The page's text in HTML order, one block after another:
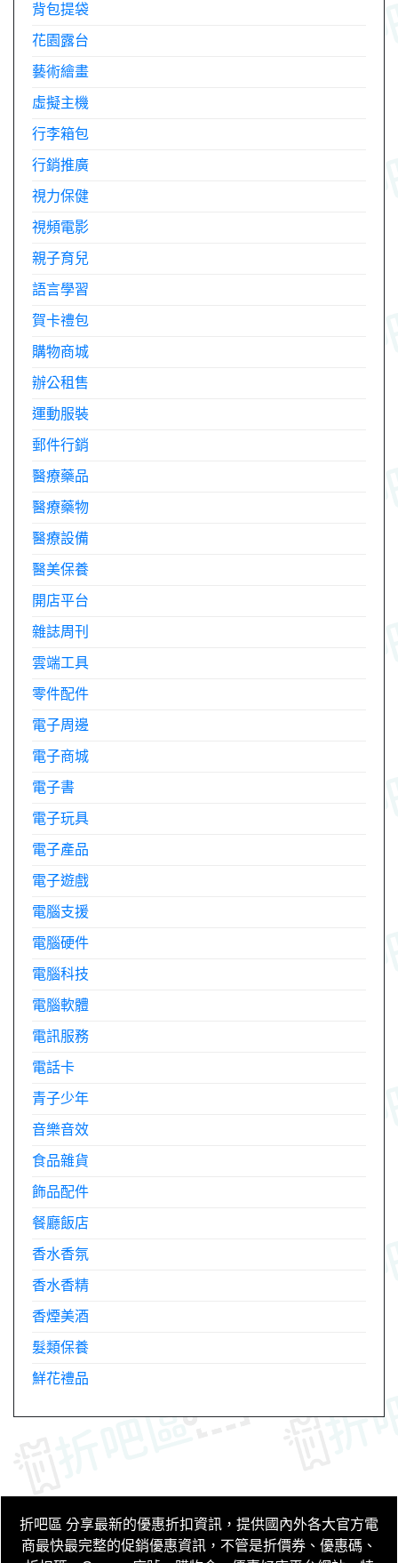
背包提袋
花園露台
藝術繪畫
虛擬主機
行李箱包
行銷推廣
視力保健
視頻電影
親子育兒
語言學習
賀卡禮包
購物商城
辦公租售
運動服裝
郵件行銷
醫療藥品
醫療藥物
醫療設備
醫美保養
開店平台
雜誌周刊
雲端工具
零件配件
電子周邊
電子商城
電子書
電子玩具
電子產品
電子遊戲
電腦支援
電腦硬件
電腦科技
電腦軟體
電訊服務
電話卡
青子少年
音樂音效
食品雜貨
飾品配件
餐廳飯店
香水香氛
香水香精
香煙美酒
髮類保養
鮮花禮品
折吧區 分享最新的優惠折扣資訊，提供國內外各大官方電
商最快最完整的促銷優惠資訊，不管是折價券、優惠碼、